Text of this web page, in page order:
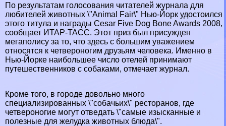
По результатам голосования читателей журнала для
любителей животных \"Animal Fair\" Нью-Йорк удостоился
этого титула и награды Cesar Five Dog Bone Awards 2008,
сообщает ИТАР-ТАСС. Этот приз был присужден
мегаполису за то, что здесь с большим уважением
относятся к четвероногим друзьям человека. Именно в
Нью-Йорке наибольшее число отелей принимают
путешественников с собаками, отмечает журнал.
Кроме того, в городе довольно много
специализированных \"собачьих\" ресторанов, где
четвероногие могут отведать \"самые изысканные и
полезные для желудка животных блюда\".